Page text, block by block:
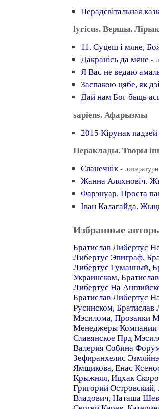
Перадсвiтальная
lyricus. Вершы.
11. Суцеш i мяне,
Дакранiсь да мяне -
Я Вас не ведаю
Заспакою цябе, як
Дай нам Бог быць
sapiens. Афарызмы
2015 Кiрунак
Пераклады. Творы
Сланечнiк -
Жанна Аляхновiч.
Фарэнуар. Проста
Iван Калагайда.
Избранные
Братислав Либертус
Либертус Эпиграф,
Либертус Гуманный,
Украинском,
Либертус На
Братислав Либертус
Русинском, Братислав
Мэсилома, Прозаики
Менеджеры Компании
Славянское Прд
Валерия Собина
Зефиранхелис Эзмяйнэ
Ямщикова, Енас
Крыжняя, Ицхак
Григорий Островский,
Владович, Наташа